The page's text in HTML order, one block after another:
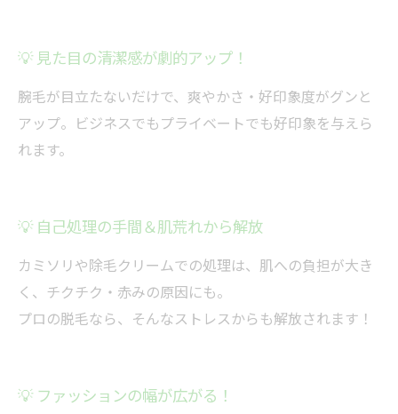
💡 見た目の清潔感が劇的アップ！
腕毛が目立たないだけで、爽やかさ・好印象度がグンと
アップ。ビジネスでもプライベートでも好印象を与えら
れます。
💡 自己処理の手間＆肌荒れから解放
カミソリや除毛クリームでの処理は、肌への負担が大き
く、チクチク・赤みの原因にも。
プロの脱毛なら、そんなストレスからも解放されます！
💡 ファッションの幅が広がる！